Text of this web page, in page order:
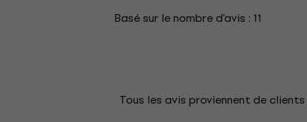
Basé sur le nombre d'avis : 11
Tous les avis proviennent de